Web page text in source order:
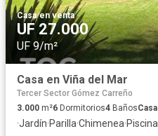
Casa·en venta
UF 27.000
UF 9/m²
Casa en Viña del Mar
Tercer Sector Gómez Carreño
3.000 m²6 Dormitorios4 BañosCasa
·Jardín·Parilla·Chimenea·Piscina